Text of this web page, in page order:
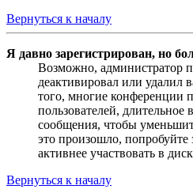
Вернуться к началу
Я давно зарегистрирован, но
Возможно, администратор
деактивировал или удалил
того, многие конференции
пользователей,
сообщения, чтобы
это произошло, попробуйте
активнее участвовать в
Вернуться к началу